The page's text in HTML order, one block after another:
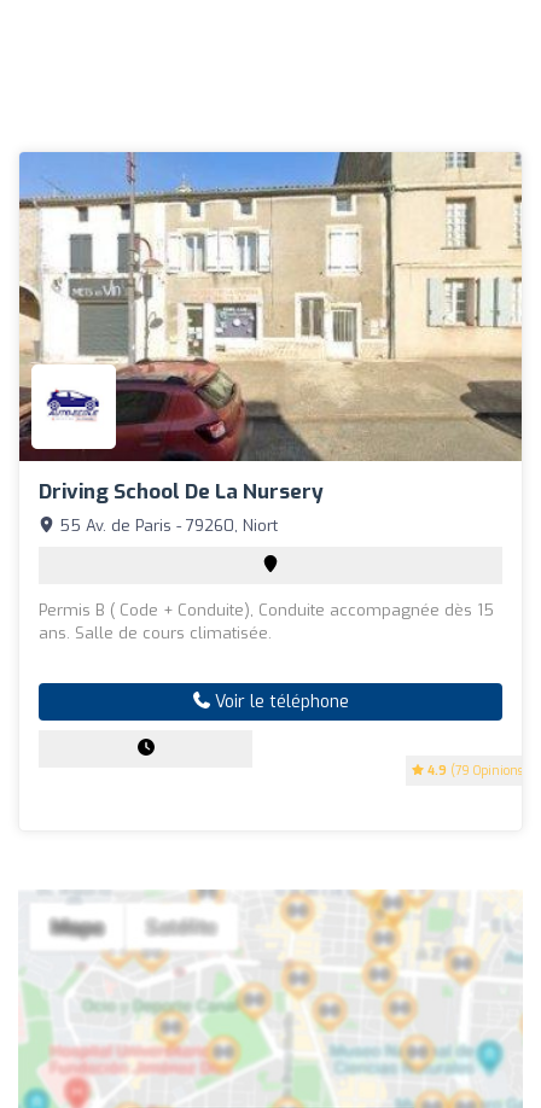
Driving School De La Nursery
4.9 (79 Opinions)
55 Av. de Paris - 79260, Niort
Permis B ( Code + Conduite), Conduite accompagnée dès 15
ans. Salle de cours climatisée.
Voir le téléphone